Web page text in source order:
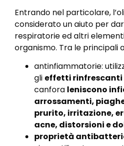
Entrando nel particolare,
considerato un aiuto per
respiratorie ed altri
organismo. Tra le principali
antinfiammatorie:
gli effetti rinfrescanti
canfora leniscono
arrossamenti,
prurito, irritazione,
acne, distorsioni e
proprietà